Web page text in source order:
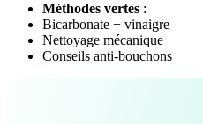
Méthodes vertes :
Bicarbonate + vinaigre
Nettoyage mécanique
Conseils anti-bouchons